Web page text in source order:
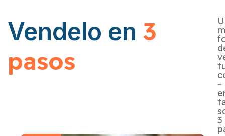
Vendelo en 3
pasos
–
3